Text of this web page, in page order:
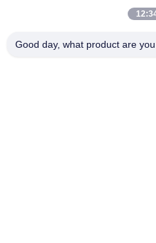
Acciaio quadrato Anti-
filo di sicurezza Anti-
Good day, what product are